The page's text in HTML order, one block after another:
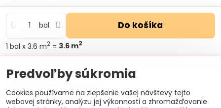
bal Do košíka
1 bal x 3.6 m2 = 3.6 m2
Otázka k produktu
Doručenia
Výrobca:
ISOVER Saint-Gobain
Predvoľby súkromia
Cookies používame na zlepšenie vašej návštevy tejto
webovej stránky, analýzu jej výkonnosti a zhromažďovanie